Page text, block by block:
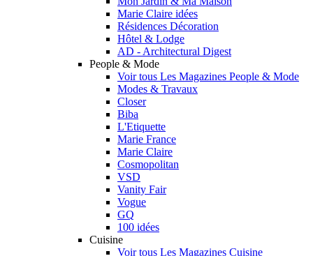
Marie Claire idées
Résidences Décoration
Hôtel & Lodge
AD - Architectural Digest
People & Mode
Voir tous Les Magazines People & Mode
Modes & Travaux
Closer
Biba
L'Etiquette
Marie France
Marie Claire
Cosmopolitan
VSD
Vanity Fair
Vogue
GQ
100 idées
Cuisine
Voir tous Les Magazines Cuisine